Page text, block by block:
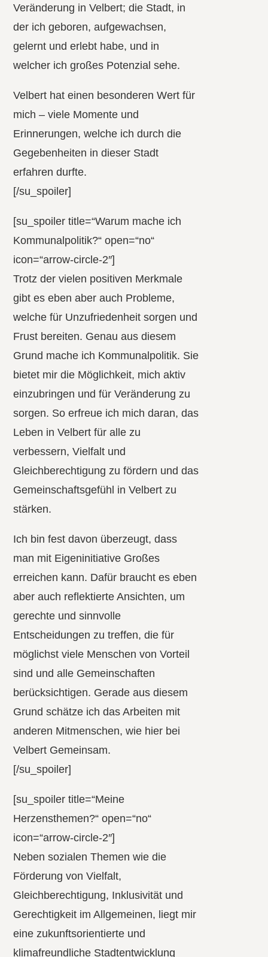
Veränderung in Velbert; die Stadt, in
der ich geboren, aufgewachsen,
gelernt und erlebt habe, und in
welcher ich großes Potenzial sehe.
Velbert hat einen besonderen Wert für
mich – viele Momente und
Erinnerungen, welche ich durch die
Gegebenheiten in dieser Stadt
erfahren durfte.
[/su_spoiler]
[su_spoiler title=“Warum mache ich
Kommunalpolitik?“ open=“no“
icon=“arrow-circle-2″]
Trotz der vielen positiven Merkmale
gibt es eben aber auch Probleme,
welche für Unzufriedenheit sorgen und
Frust bereiten. Genau aus diesem
Grund mache ich Kommunalpolitik. Sie
bietet mir die Möglichkeit, mich aktiv
einzubringen und für Veränderung zu
sorgen. So erfreue ich mich daran, das
Leben in Velbert für alle zu
verbessern, Vielfalt und
Gleichberechtigung zu fördern und das
Gemeinschaftsgefühl in Velbert zu
stärken.
Ich bin fest davon überzeugt, dass
man mit Eigeninitiative Großes
erreichen kann. Dafür braucht es eben
aber auch reflektierte Ansichten, um
gerechte und sinnvolle
Entscheidungen zu treffen, die für
möglichst viele Menschen von Vorteil
sind und alle Gemeinschaften
berücksichtigen. Gerade aus diesem
Grund schätze ich das Arbeiten mit
anderen Mitmenschen, wie hier bei
Velbert Gemeinsam.
[/su_spoiler]
[su_spoiler title=“Meine
Herzensthemen?“ open=“no“
icon=“arrow-circle-2″]
Neben sozialen Themen wie die
Förderung von Vielfalt,
Gleichberechtigung, Inklusivität und
Gerechtigkeit im Allgemeinen, liegt mir
eine zukunftsorientierte und
klimafreundliche Stadtentwicklung